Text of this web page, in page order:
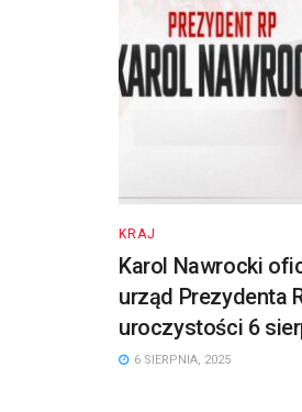
KRAJ
Karol Nawrocki
urząd Prezydenta
uroczystości 6
6 SIERPNIA, 2025